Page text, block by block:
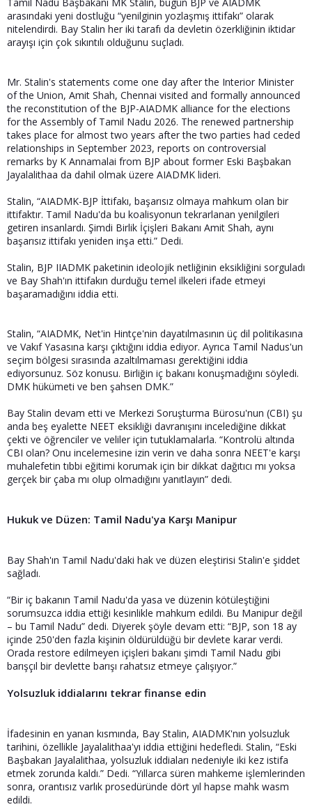
a
n
i
h
i
arasındaki yeni dostluğu “yenilginin yozlaşmış ittifakı” olarak
nitelendirdi. Bay Stalin her iki tarafı da devletin özerkliğinin iktidar
arayışı için çok sıkıntılı olduğunu suçladı.
Mr. Stalin's statements come one day after the Interior Minister
of the Union, Amit Shah, Chennai visited and formally announced
the reconstitution of the BJP-AIADMK alliance for the elections
for the Assembly of Tamil Nadu 2026. The renewed partnership
takes place for almost two years after the two parties had ceded
relationships in September 2023, reports on controversial
remarks by K Annamalai from BJP about former Eski Başbakan
Jayalalithaa da dahil olmak üzere AIADMK lideri.
Stalin, “AIADMK-BJP İttifakı, başarısız olmaya mahkum olan bir
ittifaktır. Tamil Nadu'da bu koalisyonun tekrarlanan yenilgileri
getiren insanlardı. Şimdi Birlik İçişleri Bakanı Amit Shah, aynı
başarısız ittifakı yeniden inşa etti.” Dedi.
Stalin, BJP IIADMK paketinin ideolojik netliğinin eksikliğini sorguladı
ve Bay Shah'ın ittifakın durduğu temel ilkeleri ifade etmeyi
başaramadığını iddia etti.
Stalin, “AIADMK, Net'in Hintçe'nin dayatılmasının üç dil politikasına
ve Vakıf Yasasına karşı çıktığını iddia ediyor. Ayrıca Tamil Nadus'un
seçim bölgesi sırasında azaltılmaması gerektiğini iddia
ediyorsunuz. Söz konusu. Birliğin iç bakanı konuşmadığını söyledi.
DMK hükümeti ve ben şahsen DMK.”
Bay Stalin devam etti ve Merkezi Soruşturma Bürosu'nun (CBI) şu
anda beş eyalette NEET eksikliği davranışını incelediğine dikkat
çekti ve öğrenciler ve veliler için tutuklamalarla. “Kontrolü altında
CBI olan? Onu incelemesine izin verin ve daha sonra NEET'e karşı
muhalefetin tıbbi eğitimi korumak için bir dikkat dağıtıcı mı yoksa
gerçek bir çaba mı olup olmadığını yanıtlayın” dedi.
Hukuk ve Düzen: Tamil Nadu'ya Karşı Manipur
Bay Shah'ın Tamil Nadu'daki hak ve düzen eleştirisi Stalin'e şiddet
sağladı.
“Bir iç bakanın Tamil Nadu'da yasa ve düzenin kötüleştiğini
sorumsuzca iddia ettiği kesinlikle mahkum edildi. Bu Manipur değil
– bu Tamil Nadu” dedi. Diyerek şöyle devam etti: “BJP, son 18 ay
içinde 250'den fazla kişinin öldürüldüğü bir devlete karar verdi.
Orada restore edilmeyen içişleri bakanı şimdi Tamil Nadu gibi
barışçıl bir devlette barışı rahatsız etmeye çalışıyor.”
Yolsuzluk iddialarını tekrar finanse edin
İfadesinin en yanan kısmında, Bay Stalin, AIADMK'nın yolsuzluk
tarihini, özellikle Jayalalithaa'yı iddia ettiğini hedefledi. Stalin, “Eski
Başbakan Jayalalithaa, yolsuzluk iddiaları nedeniyle iki kez istifa
etmek zorunda kaldı.” Dedi. “Yıllarca süren mahkeme işlemlerinden
sonra, orantısız varlık prosedüründe dört yıl hapse mahk wasm
edildi.